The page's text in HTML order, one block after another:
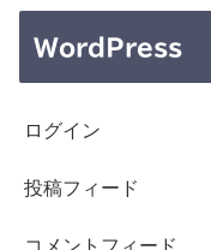
WordPress
ログイン
投稿フィード